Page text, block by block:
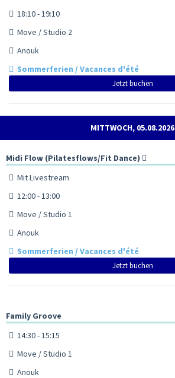
18:10 - 19:10
Move / Studio 2
Anouk
Sommerferien / Vacances d'été
Jetzt buchen
MITTWOCH, 05.08.2026
Midi Flow (Pilatesflows/Fit Dance)
Mit Livestream
12:00 - 13:00
Move / Studio 1
Anouk
Sommerferien / Vacances d'été
Jetzt buchen
Family Groove
14:30 - 15:15
Move / Studio 1
Anouk